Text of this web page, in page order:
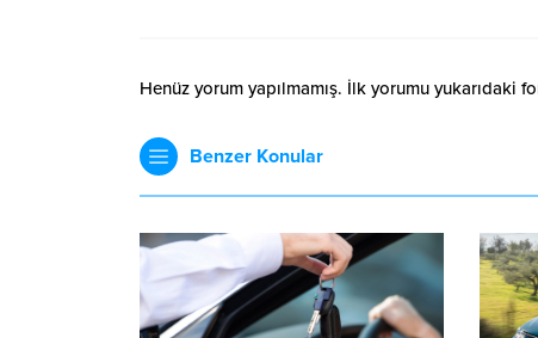
Henüz yorum yapılmamış. İlk yorumu yukarıdaki
Benzer Konular